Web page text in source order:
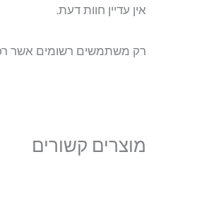
אין עדיין חוות דעת.
רק משתמשים רשומים אשר
מוצרים קשורים